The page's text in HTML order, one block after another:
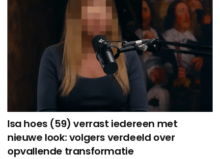
Isa hoes (59) verrast iedereen met
nieuwe look: volgers verdeeld over
opvallende transformatie